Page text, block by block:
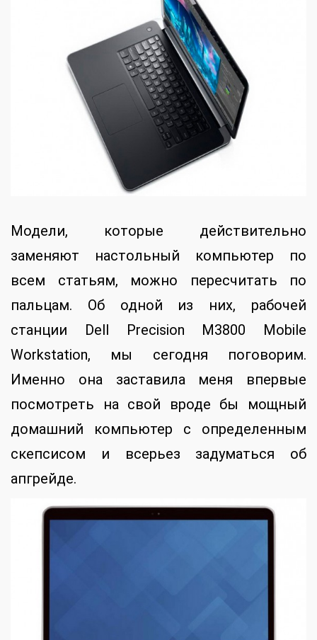
Модели, которые действительно
заменяют настольный компьютер по
всем статьям, можно пересчитать по
пальцам. Об одной из них, рабочей
станции Dell Precision M3800 Mobile
Workstation, мы сегодня поговорим.
Именно она заставила меня впервые
посмотреть на свой вроде бы мощный
домашний компьютер с определенным
скепсисом и всерьез задуматься об
апгрейде.